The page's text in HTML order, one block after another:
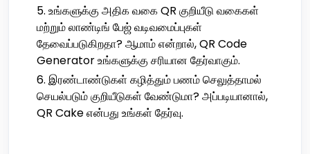
உங்களுக்கு அதிக வகை QR குறியீடு வகைகள்
மற்றும் லாண்டிங் பேஜ் வடிவமைப்புகள்
தேவைப்படுகிறதா? ஆமாம் என்றால், QR Code
Generator உங்களுக்கு சரியான தேர்வாகும்.
இரண்டாண்டுகள் கழித்தும் பணம் செலுத்தாமல்
செயல்படும் குறியீடுகள் வேண்டுமா? அப்படியானால்,
QR Cake என்பது உங்கள் தேர்வு.